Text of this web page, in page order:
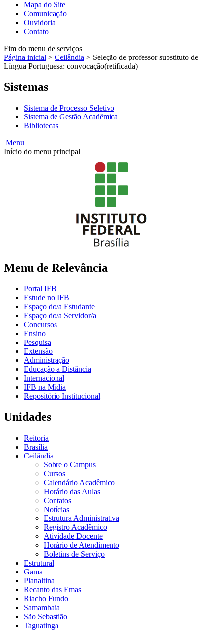
Mapa do Site
Comunicação
Ouvidoria
Contato
Fim do menu de serviços
Página inicial > Ceilândia > Seleção de professor substituto de
Língua Portuguesa: convocação(retificada)
Sistemas
Sistema de Processo Seletivo
Sistema de Gestão Acadêmica
Bibliotecas
Menu
Início do menu principal
Menu de Relevância
Portal IFB
Estude no IFB
Espaço do/a Estudante
Espaço do/a Servidor/a
Concursos
Ensino
Pesquisa
Extensão
Administração
Educação a Distância
Internacional
IFB na Mídia
Repositório Institucional
Unidades
Reitoria
Brasília
Ceilândia
Sobre o Campus
Cursos
Calendário Acadêmico
Horário das Aulas
Contatos
Notícias
Estrutura Administrativa
Registro Acadêmico
Atividade Docente
Horário de Atendimento
Boletins de Serviço
Estrutural
Gama
Planaltina
Recanto das Emas
Riacho Fundo
Samambaia
São Sebastião
Taguatinga